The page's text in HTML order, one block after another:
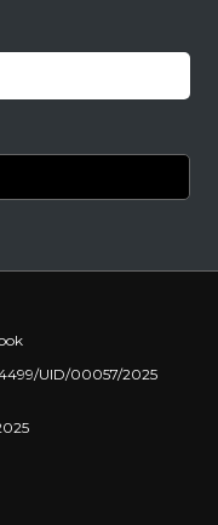
UID/00057/2025